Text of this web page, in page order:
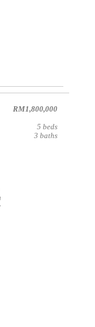
RM1,800,000
5 beds
3 baths